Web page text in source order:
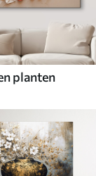
planten